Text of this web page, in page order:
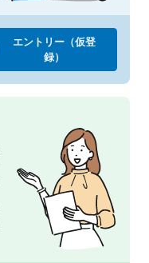
エントリー（仮登
録）